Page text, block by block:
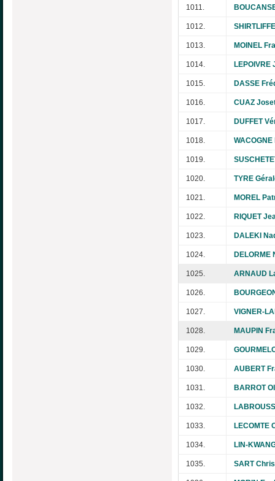
1011.
1012.
1013. MOINEL
1014. LEPOIVRE
1015. DASSE
1016. CUAZ
1017. DUFFET
1018.
1019.
1020. TYRE
1021. MOREL
1022. RIQUET
1023. DALEKI
1024. DELORME
1025. ARNAUD
1026.
1027. VIGNER-
1028. MAUPIN
1029.
1030. AUBERT
1031. BARROT
1032.
1033. LECOMTE
1034. LIN-
1035. SART